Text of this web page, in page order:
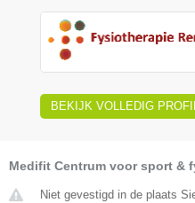
BEKIJK VOLLEDIG
Medifit Centrum voor sport &
Niet gevestigd in de plaats